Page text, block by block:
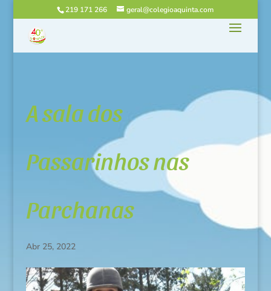
219 171 266 geral@colegioaquinta.com
A sala dos
Passarinhos nas
Parchanas
Abr 25, 2022